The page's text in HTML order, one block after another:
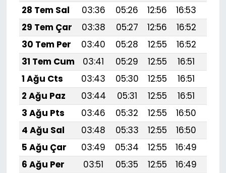
28 Tem Sal
03:36 05:26 12:56 16:53
29 Tem Çar
03:38 05:27 12:56 16:52
30 Tem Per
03:40 05:28 12:55 16:52
31 Tem Cum
03:41 05:29 12:55 16:51
1 Ağu Cts
03:43 05:30 12:55 16:51
2 Ağu Paz
03:44 05:31 12:55 16:51
3 Ağu Pts
03:46 05:32 12:55 16:50
4 Ağu Sal
03:48 05:33 12:55 16:50
5 Ağu Çar
03:49 05:34 12:55 16:49
6 Ağu Per
03:51 05:35 12:55 16:49